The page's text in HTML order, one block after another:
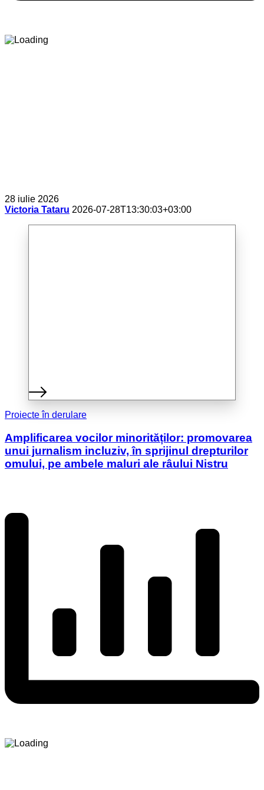
28 iulie 2026
Victoria Tataru 2026-07-28T13:30:03+03:00
Proiecte în derulare
Amplificarea vocilor minorităților: promovarea
unui jurnalism incluziv, în sprijinul drepturilor
omului, pe ambele maluri ale râului Nistru